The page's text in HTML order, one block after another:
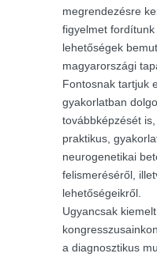
megrendezésre
figyelmet
lehetőségek
magyarországi
Fontosnak tartjuk
gyakorlatban
továbbképzését
praktikus,
neurogenetikai
felismeréséről,
lehetőségeikről.
Ugyancsak
a diagnosztikus